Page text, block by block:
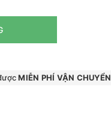
MIỄN PHÍ VẬN CHUYỂN